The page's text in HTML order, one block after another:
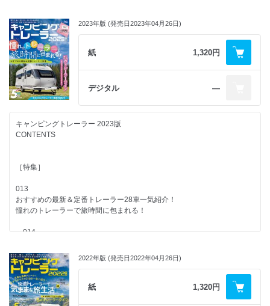
5つのポイント
090
“くるま旅施設”で出来きること
092
キャンピングトレーラー用語
095
キャンピングトレーラー ビルダーガイド
023
最新＆定番トレーラー22台の魅力
024 インディアナRV
030 エアストリームジャパン
034 カーショップスリーセブン
038 タコス
044 服部モータース
048 ボナンザ
プロライトジャパン
058
さまざまな車種に合わせた専用設計で取り付けは簡単！
ヒッチメンバー&カーゴトレーラー
063
2025年の最新モデルを紹介
キャンピングトレーラー最新カタログ／15台
・ADRIA ADORA 542 UL
・ADRIA AVIVA 442 PH
・ADRIA ACTION 391 LH SPORT
インディアナ・RV
・NIEWIADOW Indiana 300L/300T/300SN/300SL/300SF
エアストリームジャパン
・AIRSTREAM Caravel 20FB
ボナンザ
・CASITA TEXAS Rodeo 17ft
・Scamp Rodeo mini 13ft TYPEⅠ/TYPEⅡ
・TRAIL WORKS Cargo
・TRAIL WORKS 520 Toy Hauler Lounge
・TRAIL WORKS Happy Outside BEAMS
・TRAIL WORKS 520 Toy Hauler Living Garage
・TRAIL WORKS 520 Mobile Space Dongara
2023年版 (発売日2023年04月26日)
紙 1,320円
デジタル ―
キャンピングトレーラー 2023版
CONTENTS
［特集］
013
おすすめの最新＆定番トレーラー28車一気紹介！
憧れのトレーラーで旅時間に包まれる！
014
［ハイマージャパン／RVランド］
020
・ニワドー インディアナ 300/300L
・トリガノ エメロード 376 VIP2.0
2022年版 (発売日2022年04月26日)
紙 1,320円